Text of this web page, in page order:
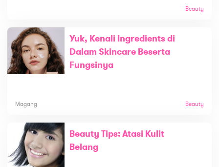
Beauty
Yuk, Kenali Ingredients di
Dalam Skincare Beserta
Fungsinya
Magang Beauty
Beauty Tips: Atasi Kulit
Belang